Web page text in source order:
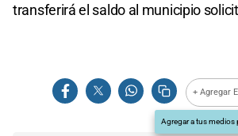
transferirá el saldo al municipio
+ Agregar
Agregar a tus medios